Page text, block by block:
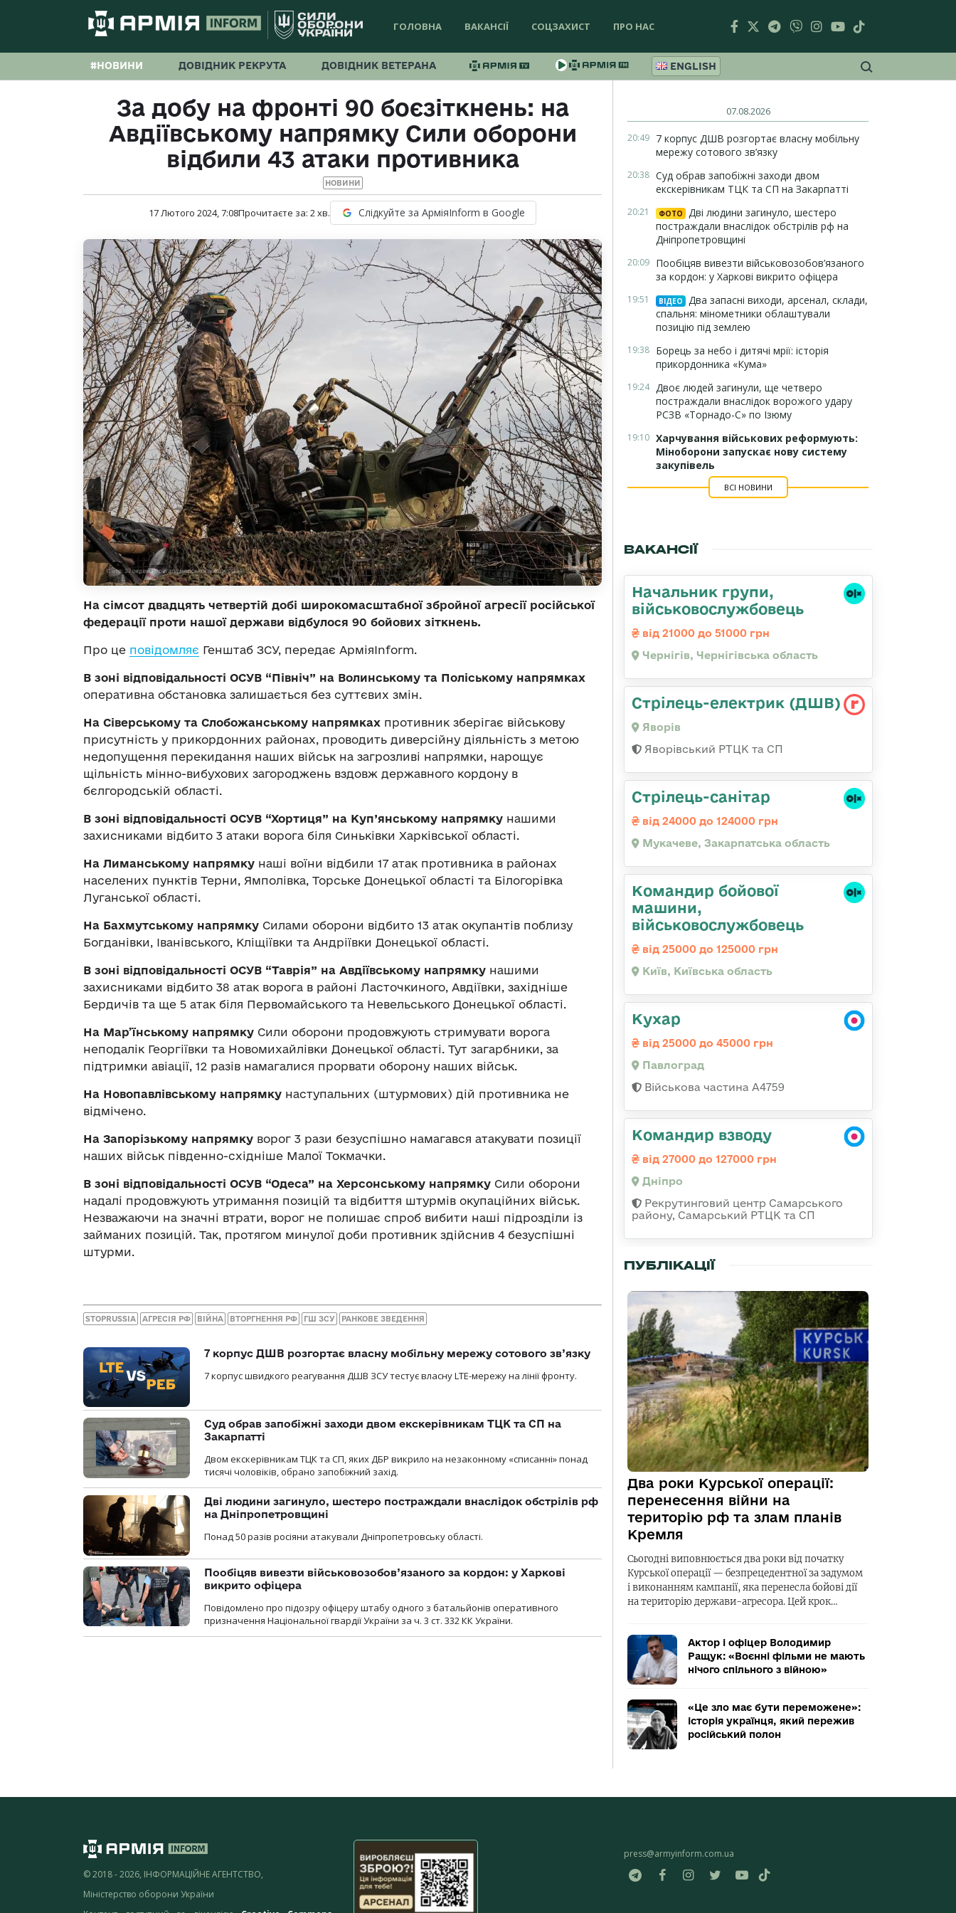
ГОЛОВНА ВАКАНСІЇ СОЦЗАХИСТ ПРО НАС
#НОВИНИ ДОВІДНИК РЕКРУТА ДОВІДНИК ВЕТЕРАНА ENGLISH
За добу на фронті 90 боєзіткнень: на
Авдіївському напрямку Сили оборони
відбили 43 атаки противника
НОВИНИ
17 Лютого 2024, 7:08Прочитаєте за: 2хв. Слідкуйте за АрміяInform в Google
На сімсот двадцять четвертій добі широкомасштабної збройної агресії російської
федерації проти нашої держави відбулося 90 бойових зіткнень.
Про це повідомляє Генштаб ЗСУ, передає АрміяInform.
В зоні відповідальності ОСУВ “Північ” на Волинському та Поліському напрямках
оперативна обстановка залишається без суттєвих змін.
На Сіверському та Слобожанському напрямках противник зберігає військову
присутність у прикордонних районах, проводить диверсійну діяльність з метою
недопущення перекидання наших військ на загрозливі напрямки, нарощує
щільність мінно-вибухових загороджень вздовж державного кордону в
бєлгородській області.
В зоні відповідальності ОСУВ “Хортиця” на Куп’янському напрямку нашими
захисниками відбито 3 атаки ворога біля Синьківки Харківської області.
На Лиманському напрямку наші воїни відбили 17 атак противника в районах
населених пунктів Терни, Ямполівка, Торське Донецької області та Білогорівка
Луганської області.
На Бахмутському напрямку Силами оборони відбито 13 атак окупантів поблизу
Богданівки, Іванівського, Кліщіївки та Андріївки Донецької області.
В зоні відповідальності ОСУВ “Таврія” на Авдіївському напрямку нашими
захисниками відбито 38 атак ворога в районі Ласточкиного, Авдіївки, західніше
Бердичів та ще 5 атак біля Первомайського та Невельського Донецької області.
На Мар’їнському напрямку Сили оборони продовжують стримувати ворога
неподалік Георгіївки та Новомихайлівки Донецької області. Тут загарбники, за
підтримки авіації, 12 разів намагалися прорвати оборону наших військ.
На Новопавлівському напрямку наступальних (штурмових) дій противника не
відмічено.
На Запорізькому напрямку ворог 3 рази безуспішно намагався атакувати позиції
наших військ південно-східніше Малої Токмачки.
В зоні відповідальності ОСУВ “Одеса” на Херсонському напрямку Сили оборони
надалі продовжують утримання позицій та відбиття штурмів окупаційних військ.
Незважаючи на значні втрати, ворог не полишає спроб вибити наші підрозділи із
займаних позицій. Так, протягом минулої доби противник здійснив 4 безуспішні
штурми.
STOPRUSSIA АГРЕСІЯ РФ ВІЙНА ВТОРГНЕННЯ РФ ГШ ЗСУ РАНКОВЕ ЗВЕДЕННЯ
7 корпус ДШВ розгортає власну мобільну мережу сотового зв’язку
7 корпус швидкого реагування ДШВ ЗСУ тестує власну LTE-мережу на лінії фронту.
Суд обрав запобіжні заходи двом екскерівникам ТЦК та СП на
Закарпатті
Двом екскерівникам ТЦК та СП, яких ДБР викрило на незаконному «списанні» понад
тисячі чоловіків, обрано запобіжний захід.
Дві людини загинуло, шестеро постраждали внаслідок обстрілів рф
на Дніпропетровщині
Понад 50 разів росіяни атакували Дніпропетровську області.
Пообіцяв вивезти військовозобов’язаного за кордон: у Харкові
викрито офіцера
Повідомлено про підозру офіцеру штабу одного з батальйонів оперативного
призначення Національної гвардії України за ч. 3 ст. 332 КК України.
07.08.2026
20:49 7 корпус ДШВ розгортає власну мобільну
мережу сотового зв’язку
20:38 Суд обрав запобіжні заходи двом
екскерівникам ТЦК та СП на Закарпатті
20:21 ФОТО
Дві людини загинуло, шестеро
постраждали внаслідок обстрілів рф на
Дніпропетровщині
20:09 Пообіцяв вивезти військовозобов’язаного
за кордон: у Харкові викрито офіцера
19:51 ВІДЕО
Два запасні виходи, арсенал, склади,
спальня: мінометники облаштували
позицію під землею
19:38 Борець за небо і дитячі мрії: історія
прикордонника «Кума»
19:24 Двоє людей загинули, ще четверо
постраждали внаслідок ворожого удару
РСЗВ «Торнадо-С» по Ізюму
19:10 Харчування військових реформують:
Міноборони запускає нову систему
закупівель
ВСІ НОВИНИ
ВАКАНСІЇ
Начальник групи,
військовослужбовець
від 21000 до 51000 грн
Чернігів, Чернігівська область
Стрілець-електрик (ДШВ)
Яворів
Яворівський РТЦК та СП
Стрілець-санітар
від 24000 до 124000 грн
Мукачеве, Закарпатська область
Командиp бойової
машини,
військовослужбовець
від 25000 до 125000 грн
Київ, Київська область
Кухар
від 25000 до 45000 грн
Павлоград
Військова частина А4759
Командир взводу
від 27000 до 127000 грн
Дніпро
Рекрутинговий центр Самарського
району, Самарський РТЦК та СП
ПУБЛІКАЦІЇ
Два роки Курської операції:
перенесення війни на
територію рф та злам планів
Кремля
Сьогодні виповнюється два роки від початку
Курської операції — безпрецедентної за задумом
і виконанням кампанії, яка перенесла бойові дії
на територію держави-агресора. Цей крок…
Актор і офіцер Володимир
Ращук: «Воєнні фільми не мають
нічого спільного з війною»
«Це зло має бути переможене»:
історія українця, який пережив
російський полон
© 2018 - 2026, ІНФОРМАЦІЙНЕ АГЕНТСТВО,
Міністерство оборони України
press@armyinform.com.ua